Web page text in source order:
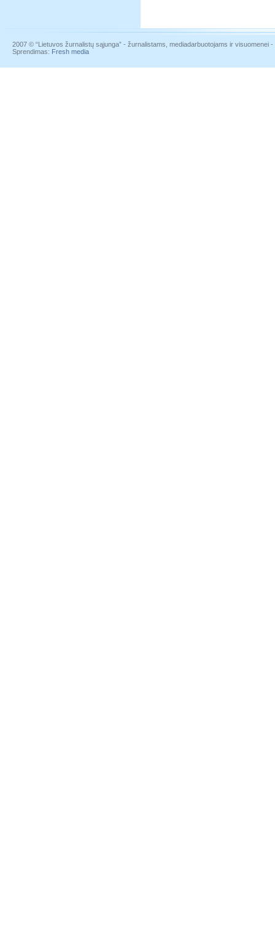
2007 © “Lietuvos žurnalistų sąjunga” - žurnalistams, mediadarbuotojams ir visuomenei
Sprendimas: Fresh media